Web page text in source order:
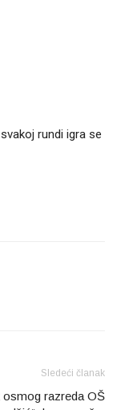
rundi igra se
Sledeći članak
osmog razreda OŠ